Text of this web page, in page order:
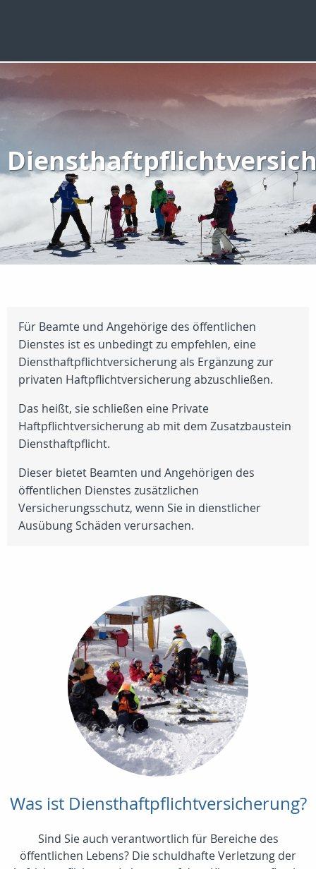
Für Beamte und Angehörige des öffentlichen
Dienstes ist es unbedingt zu empfehlen, eine
Diensthaftpflichtversicherung als Ergänzung zur
privaten Haftpflichtversicherung abzuschließen.
Das heißt, sie schließen eine Private
Haftpflichtversicherung ab mit dem Zusatzbaustein
Diensthaftpflicht.
Dieser bietet Beamten und Angehörigen des
öffentlichen Dienstes zusätzlichen
Versicherungsschutz, wenn Sie in dienstlicher
Ausübung Schäden verursachen.
Was ist Diensthaftpflichtversicherung?
Sind Sie auch verantwortlich für Bereiche des
öffentlichen Lebens? Die schuldhafte Verletzung der